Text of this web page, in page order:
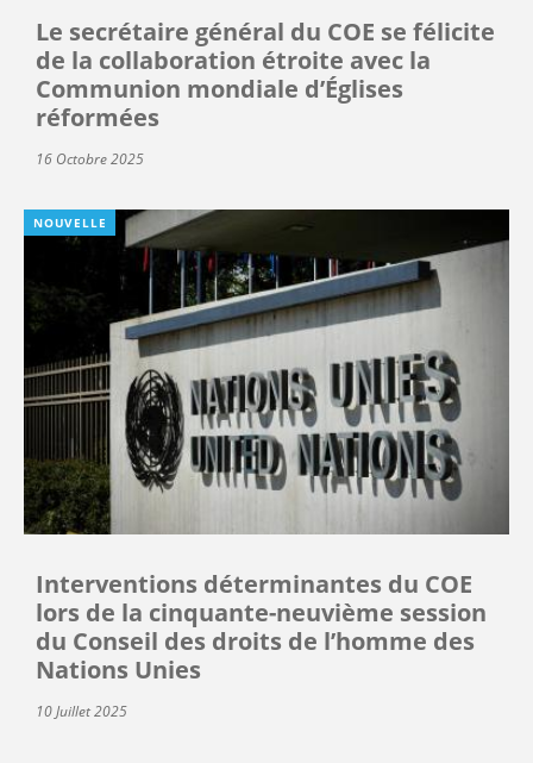
Le secrétaire général du COE se félicite
de la collaboration étroite avec la
Communion mondiale d’Églises
réformées
16 Octobre 2025
NOUVELLE
Interventions déterminantes du COE
lors de la cinquante-neuvième session
du Conseil des droits de l’homme des
Nations Unies
10 Juillet 2025